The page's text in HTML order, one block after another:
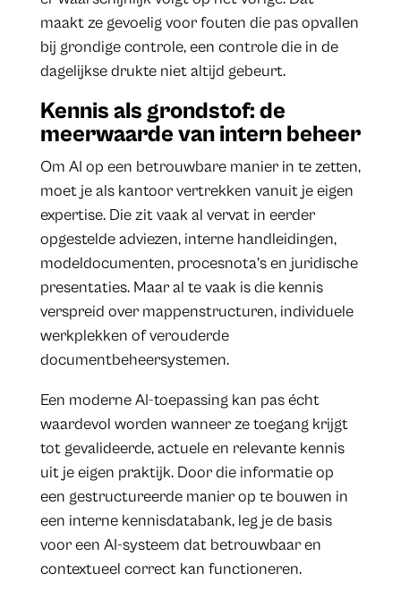
maakt ze gevoelig voor fouten die pas opvallen
bij grondige controle, een controle die in de
dagelijkse drukte niet altijd gebeurt.
Kennis als grondstof: de
meerwaarde van intern beheer
Om AI op een betrouwbare manier in te zetten,
moet je als kantoor vertrekken vanuit je eigen
expertise. Die zit vaak al vervat in eerder
opgestelde adviezen, interne handleidingen,
modeldocumenten, procesnota’s en juridische
presentaties. Maar al te vaak is die kennis
verspreid over mappenstructuren, individuele
werkplekken of verouderde
documentbeheersystemen.
Een moderne AI-toepassing kan pas écht
waardevol worden wanneer ze toegang krijgt
tot gevalideerde, actuele en relevante kennis
uit je eigen praktijk. Door die informatie op
een gestructureerde manier op te bouwen in
een interne kennisdatabank, leg je de basis
voor een AI-systeem dat betrouwbaar en
contextueel correct kan functioneren.